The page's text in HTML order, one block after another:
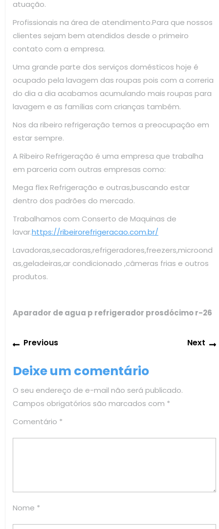
atuação.
Profissionais na área de atendimento.Para que nossos
clientes sejam bem atendidos desde o primeiro
contato com a empresa.
Uma grande parte dos serviços domésticos hoje é
ocupado pela lavagem das roupas pois com a correria
do dia a dia acabamos acumulando mais roupas para
lavagem e as famílias com crianças também.
Nos da ribeiro refrigeração temos a preocupação em
estar sempre.
A Ribeiro Refrigeração é uma empresa que trabalha
em parceria com outras empresas como:
Mega flex Refrigeração e outras,buscando estar
dentro dos padrões do mercado.
Trabalhamos com Conserto de Maquinas de
lavar.https://ribeirorefrigeracao.com.br/
Lavadoras,secadoras,refrigeradores,freezers,microond
as,geladeiras,ar condicionado ,câmeras frias e outros
produtos.
Aparador de agua p refrigerador prosdócimo r-26
Navegação
de
Post
PreviousPrevious
Next
Deixe um comentário
O seu endereço de e-mail não será publicado.
Campos obrigatórios são marcados com *
Comentário *
Nome *